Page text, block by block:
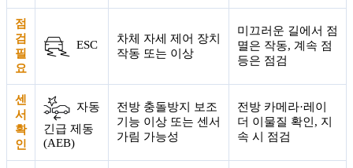
점
검
필
요
ESC
차체 자세 제어 장치
작동 또는 이상
미끄러운 길에서 점
멸은 작동, 계속 점
등은 점검
센
서
확
인
자동
긴급 제동
(AEB)
전방 충돌방지 보조
기능 이상 또는 센서
가림 가능성
전방 카메라·레이
더 이물질 확인, 지
속 시 점검